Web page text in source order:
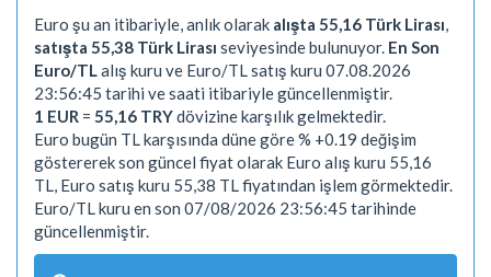
Euro şu an itibariyle, anlık olarak alışta 55,16 Türk Lirası
satışta 55,38 Türk Lirası seviyesinde bulunuyor. En Son
Euro/TL alış kuru ve Euro/TL satış kuru 07.08.2026
23:56:45 tarihi ve saati itibariyle güncellenmiştir.
1 EUR = 55,16 TRYdövizine karşılık gelmektedir.
Euro bugün TL karşısında düne göre % +0.19 değişim
göstererek son güncel fiyat olarak Euro alış kuru 55,16
TL, Euro satış kuru 55,38 TL fiyatından işlem görmektedir.
Euro/TL kuru en son 07/08/2026 23:56:45 tarihinde
güncellenmiştir.